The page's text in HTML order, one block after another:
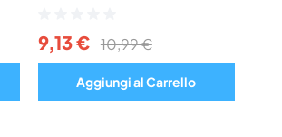
9,13 € 10,99 €
Aggiungi al Carrello